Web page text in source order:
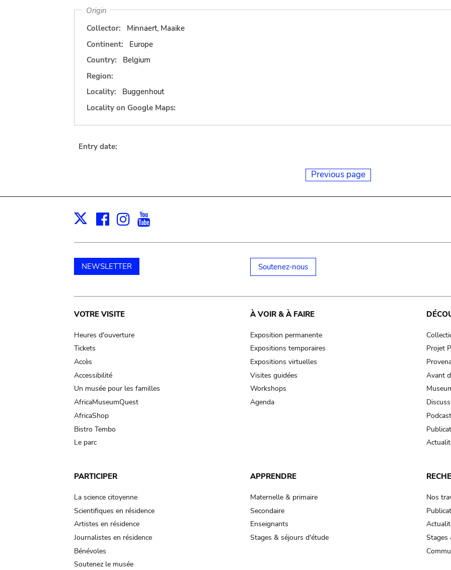
Origin
Collector:
Minnaert, Maaike
Continent:
Europe
Country:
Belgium
Region:
Locality:
Buggenhout
Locality on Google Maps:
Entry date:
Previous page
X Facebook
Instagram
NEWSLETTER Soutenez-nous
Main
navigation
VOTRE VISITE
Heures d'ouverture
Tickets
Accès
Accessibilité
Un musée pour les familles
AfricaMuseumQuest
AfricaShop
Bistro Tembo
Le parc
À VOIR & À FAIRE
Exposition permanente
Expositions temporaires
Expositions virtuelles
Visites guidées
Workshops
Agenda
Projet
Avant
PARTICIPER
La science citoyenne
Scientifiques en résidence
Artistes en résidence
Journalistes en résidence
Bénévoles
Soutenez le musée
APPRENDRE
Maternelle & primaire
Secondaire
Enseignants
Stages & séjours d'étude
Nos
Stages